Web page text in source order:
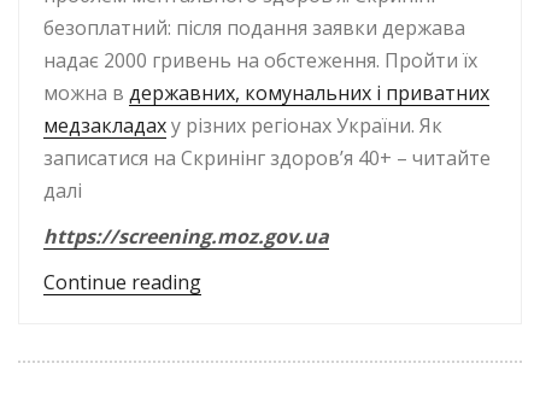
безоплатний: після подання заявки держава
надає 2000 гривень на обстеження. Пройти їх
можна в державних, комунальних і приватних
медзакладаху різних регіонах України. Як
записатися на Скринінг здоров’я 40+ – читайте
далі
https://screening.moz.gov.ua
Continue reading“Національна програма „Скринінг